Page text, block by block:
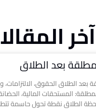
آخر
بعد الطلاق
الطلاق الحقوق، الالتزامات،
المستحقات المالية،
الطلاق نقطة تحول حاسمة